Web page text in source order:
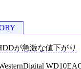
が急激な値下がり